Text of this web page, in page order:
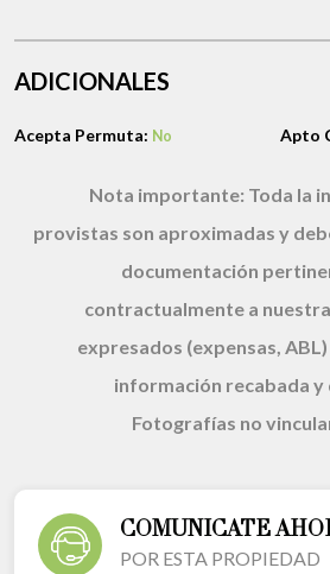
ADICIONALES
Acepta Permuta: No Apto
Nota importante: Toda la
provistas son aproximadas y
documentación
contractualmente a
expresados (expensas,
información recabada
Fotografías no
COMUNICATE
POR ESTA PROPIEDAD